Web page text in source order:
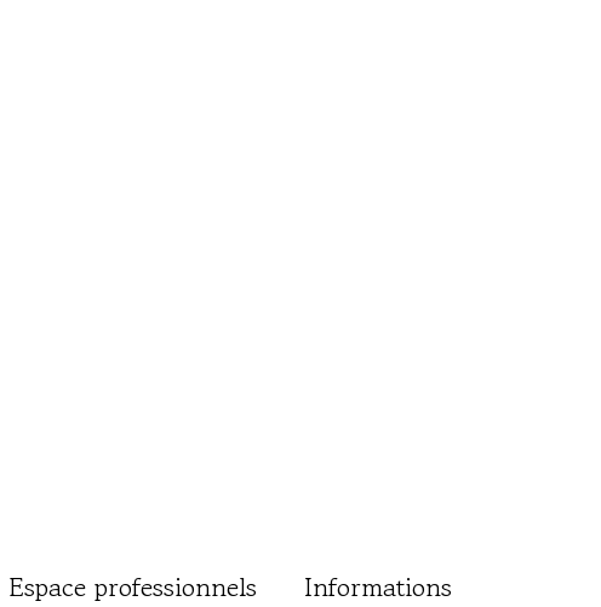
Espace professionnels
Informations